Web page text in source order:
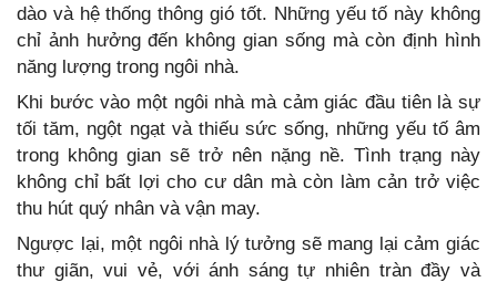
dào và hệ thống thông gió tốt. Những yếu tố này không
chỉ ảnh hưởng đến không gian sống mà còn định hình
năng lượng trong ngôi nhà.
Khi bước vào một ngôi nhà mà cảm giác đầu tiên là sự
tối tăm, ngột ngạt và thiếu sức sống, những yếu tố âm
trong không gian sẽ trở nên nặng nề. Tình trạng này
không chỉ bất lợi cho cư dân mà còn làm cản trở việc
thu hút quý nhân và vận may.
Ngược lại, một ngôi nhà lý tưởng sẽ mang lại cảm giác
thư giãn, vui vẻ, với ánh sáng tự nhiên tràn đầy và